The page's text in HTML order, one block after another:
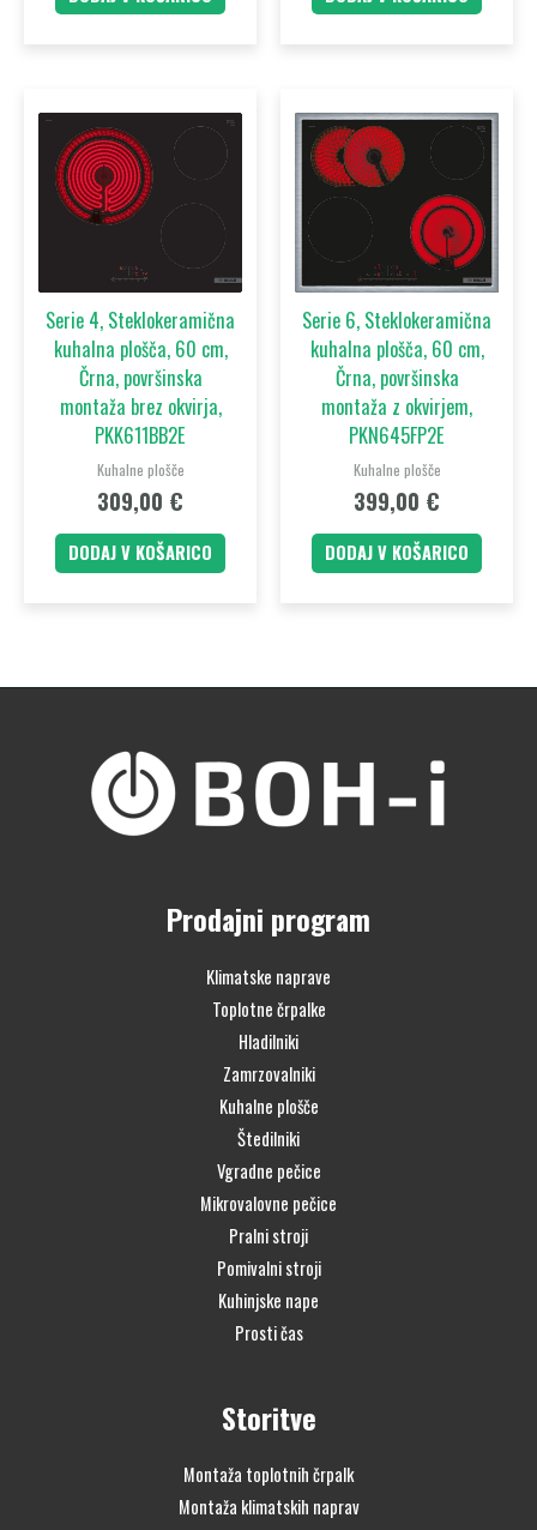
Serie 4, Steklokeramična
kuhalna plošča, 60 cm,
Črna, površinska
montaža brez okvirja,
PKK611BB2E
Kuhalne plošče
309,00 €
DODAJ V KOŠARICO
Serie 6, Steklokeramična
kuhalna plošča, 60 cm,
Črna, površinska
montaža z okvirjem,
PKN645FP2E
Kuhalne plošče
399,00 €
DODAJ V KOŠARICO
Prodajni program
Klimatske naprave
Toplotne črpalke
Hladilniki
Zamrzovalniki
Kuhalne plošče
Štedilniki
Vgradne pečice
Mikrovalovne pečice
Pralni stroji
Pomivalni stroji
Kuhinjske nape
Prosti čas
Storitve
Montaža toplotnih črpalk
Montaža klimatskih naprav